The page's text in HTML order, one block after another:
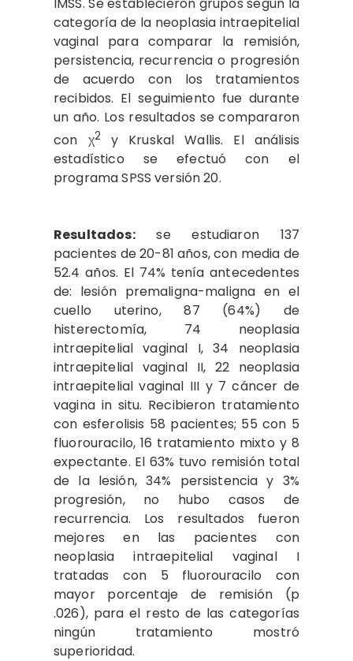
categoría de la neoplasia intraepitelial
vaginal para comparar la remisión,
persistencia, recurrencia o progresión
de acuerdo con los tratamientos
recibidos. El seguimiento fue durante
un año. Los resultados se compararon
con χ2 y Kruskal Wallis. El análisis
estadístico se efectuó con el
programa SPSS versión 20.
Resultados:se estudiaron 137
pacientes de 20-81 años, con media de
52.4 años. El 74% tenía antecedentes
de: lesión premaligna-maligna en el
cuello uterino, 87 (64%) de
histerectomía, 74 neoplasia
intraepitelial vaginal I, 34 neoplasia
intraepitelial vaginal II, 22 neoplasia
intraepitelial vaginal III y 7 cáncer de
vagina in situ. Recibieron tratamiento
con esferolisis 58 pacientes; 55 con 5
fluorouracilo, 16 tratamiento mixto y 8
expectante. El 63% tuvo remisión total
de la lesión, 34% persistencia y 3%
progresión, no hubo casos de
recurrencia. Los resultados fueron
mejores en las pacientes con
neoplasia intraepitelial vaginal I
tratadas con 5 fluorouracilo con
mayor porcentaje de remisión (p
.026), para el resto de las categorías
ningún tratamiento mostró
superioridad.